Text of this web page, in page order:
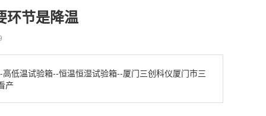
环节是降温
低温试验箱--恒温恒湿试验箱--厦门三创科仪厦门市三
产